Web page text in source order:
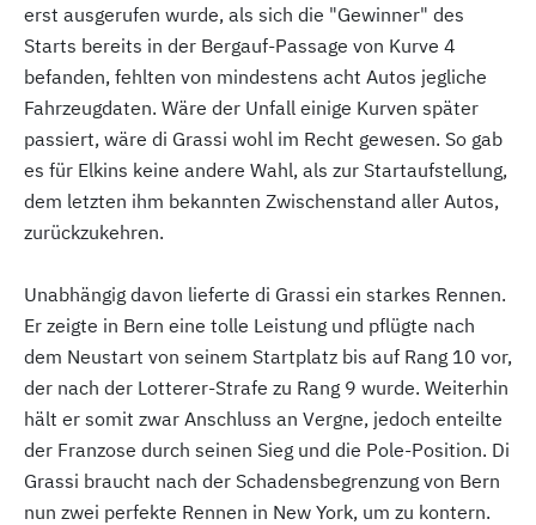
erst ausgerufen wurde, als sich die "Gewinner" des
Starts bereits in der Bergauf-Passage von Kurve 4
befanden, fehlten von mindestens acht Autos jegliche
Fahrzeugdaten. Wäre der Unfall einige Kurven später
passiert, wäre di Grassi wohl im Recht gewesen. So gab
es für Elkins keine andere Wahl, als zur Startaufstellung,
dem letzten ihm bekannten Zwischenstand aller Autos,
zurückzukehren.
Unabhängig davon lieferte di Grassi ein starkes Rennen.
Er zeigte in Bern eine tolle Leistung und pflügte nach
dem Neustart von seinem Startplatz bis auf Rang 10 vor,
der nach der Lotterer-Strafe zu Rang 9 wurde. Weiterhin
hält er somit zwar Anschluss an Vergne, jedoch enteilte
der Franzose durch seinen Sieg und die Pole-Position. Di
Grassi braucht nach der Schadensbegrenzung von Bern
nun zwei perfekte Rennen in New York, um zu kontern.